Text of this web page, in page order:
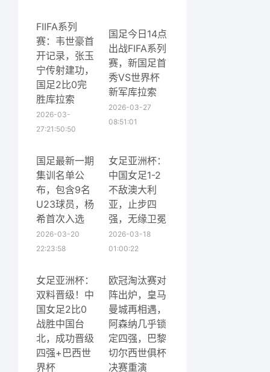
FIIFA系列
赛：韦世豪首
开记录，张玉
宁传射建功，
国足2比0完
胜库拉索
2026-03-
27:21:50:50
国足今日14点
出战FIFA系列
赛，新国足首
秀VS世界杯
新军库拉索
2026-03-27
08:51:01
国足最新一期
集训名单公
布，包含9名
U23球员，杨
希首次入选
2026-03-20
22:23:58
女足亚洲杯：
中国女足1-2
不敌澳大利
亚，止步四
强，无缘卫冕
2026-03-18
01:00:22
女足亚洲杯：
双料晋级！中
国女足2比0
战胜中国台
北，成功晋级
四强+巴西世
界杯
欧冠淘汰赛对
阵出炉，皇马
曼城再相遇，
阿森纳几乎锁
定四强，巴黎
切尔西世俱杯
决赛重演